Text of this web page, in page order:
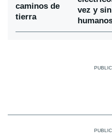
caminos de
tierra
vez y sin